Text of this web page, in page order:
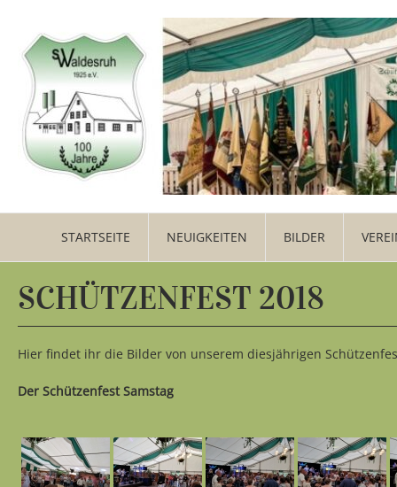
STARTSEITE NEUIGKEITEN BILDER
SCHÜTZENFEST 2018
Hier findet ihr die Bilder von unserem diesjährigen
Der Schützenfest Samstag